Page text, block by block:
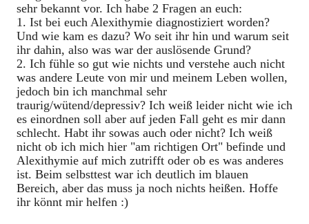
Forum
Englisch Deutsch
sehr bekannt vor. Ich habe 2 Fragen an euch:
1. Ist bei euch Alexithymie diagnostiziert worden?
Und wie kam es dazu? Wo seit ihr hin und warum seit
ihr dahin, also was war der auslösende Grund?
2. Ich fühle so gut wie nichts und verstehe auch nicht
was andere Leute von mir und meinem Leben wollen,
jedoch bin ich manchmal sehr
traurig/wütend/depressiv? Ich weiß leider nicht wie ich
es einordnen soll aber auf jeden Fall geht es mir dann
schlecht. Habt ihr sowas auch oder nicht? Ich weiß
nicht ob ich mich hier "am richtigen Ort" befinde und
Alexithymie auf mich zutrifft oder ob es was anderes
ist. Beim selbsttest war ich deutlich im blauen
Bereich, aber das muss ja noch nichts heißen. Hoffe
ihr könnt mir helfen :)